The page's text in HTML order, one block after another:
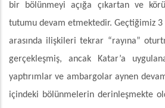
bir bölünmeyi açığa çıkartan ve
tutumu devam etmektedir. Geçtiğimiz 3
arasında ilişkileri tekrar “rayına”
gerçekleşmiş, ancak Katar’a
yaptırımlar ve ambargolar aynen
içindeki bölünmelerin derinleşmekte